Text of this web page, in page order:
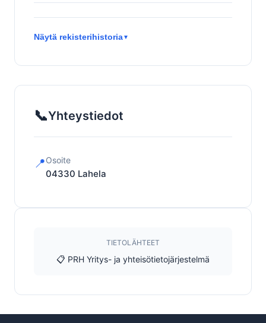
Näytä rekisterihistoria▼
📞Yhteystiedot
📍Osoite
04330 Lahela
TIETOLÄHTEET
📋 PRH Yritys- ja yhteisötietojärjestelmä